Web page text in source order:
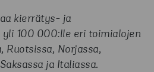
kierrätys- ja
yli 100 000:lle eri toimialojen
Ruotsissa, Norjassa,
ja Italiassa.